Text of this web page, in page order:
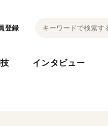
登録
インタビュー